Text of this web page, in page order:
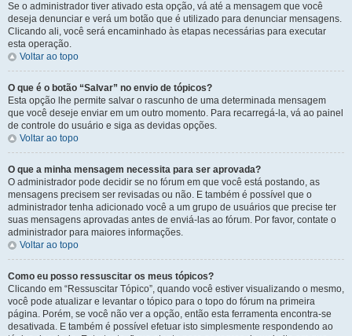
Se o administrador tiver ativado esta opção, vá até a mensagem que você
deseja denunciar e verá um botão que é utilizado para denunciar mensagens.
Clicando ali, você será encaminhado às etapas necessárias para executar
esta operação.
Voltar ao topo
O que é o botão “Salvar” no envio de tópicos?
Esta opção lhe permite salvar o rascunho de uma determinada mensagem
que você deseje enviar em um outro momento. Para recarregá-la, vá ao painel
de controle do usuário e siga as devidas opções.
Voltar ao topo
O que a minha mensagem necessita para ser aprovada?
O administrador pode decidir se no fórum em que você está postando, as
mensagens precisem ser revisadas ou não. E também é possível que o
administrador tenha adicionado você a um grupo de usuários que precise ter
suas mensagens aprovadas antes de enviá-las ao fórum. Por favor, contate o
administrador para maiores informações.
Voltar ao topo
Como eu posso ressuscitar os meus tópicos?
Clicando em “Ressuscitar Tópico”, quando você estiver visualizando o mesmo,
você pode atualizar e levantar o tópico para o topo do fórum na primeira
página. Porém, se você não ver a opção, então esta ferramenta encontra-se
desativada. E também é possível efetuar isto simplesmente respondendo ao